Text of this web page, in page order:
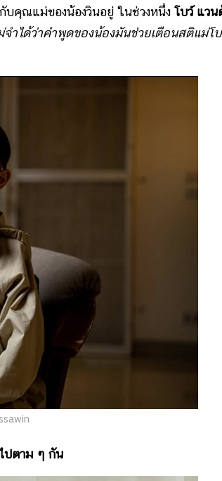
บคุณแม่ของน้องวินอยู่ ในช่วงหนึ่ง โบว์ แวน
ำได้ว่าคำพูดของน้องมันช่วยเตือนสติแม่โ
ปตาม ๆ กัน